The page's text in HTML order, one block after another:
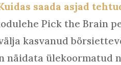
saada asjad
Pick the Brain
kasvanud
näidata ülekoormatud